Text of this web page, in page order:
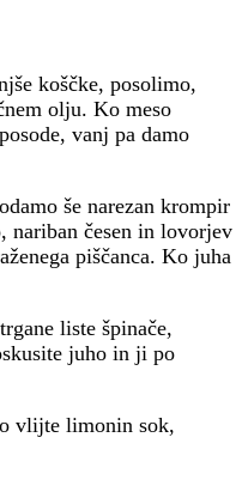
koščke, posolimo,
olju. Ko meso
vanj pa damo
še narezan krompir
nariban česen in lovorjev
piščanca. Ko juha
liste špinače,
juho in ji po
vlijte limonin sok,